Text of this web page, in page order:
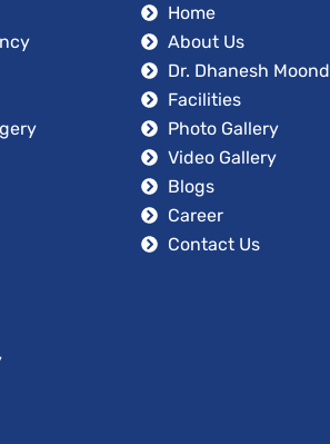
Home
About Us
Dr. Dhanesh Moond
Facilities
Photo Gallery
Video Gallery
Blogs
Career
Contact Us